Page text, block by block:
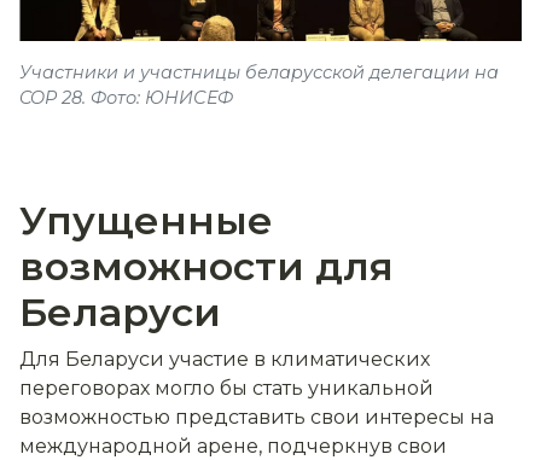
Участники и участницы беларусской делегации на
COP 28. Фото: ЮНИСЕФ
Упущенные
возможности для
Беларуси
Для Беларуси участие в климатических
переговорах могло бы стать уникальной
возможностью представить свои интересы на
международной арене, подчеркнув свои